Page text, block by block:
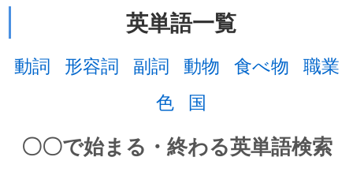
英単語一覧
動詞 形容詞 副詞 動物 食べ物 職業
色 国
〇〇で始まる・終わる英単語検索